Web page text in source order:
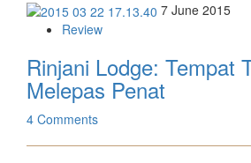
7 June 2015
Review
Rinjani Lodge: Tempat
Melepas Penat
4 Comments